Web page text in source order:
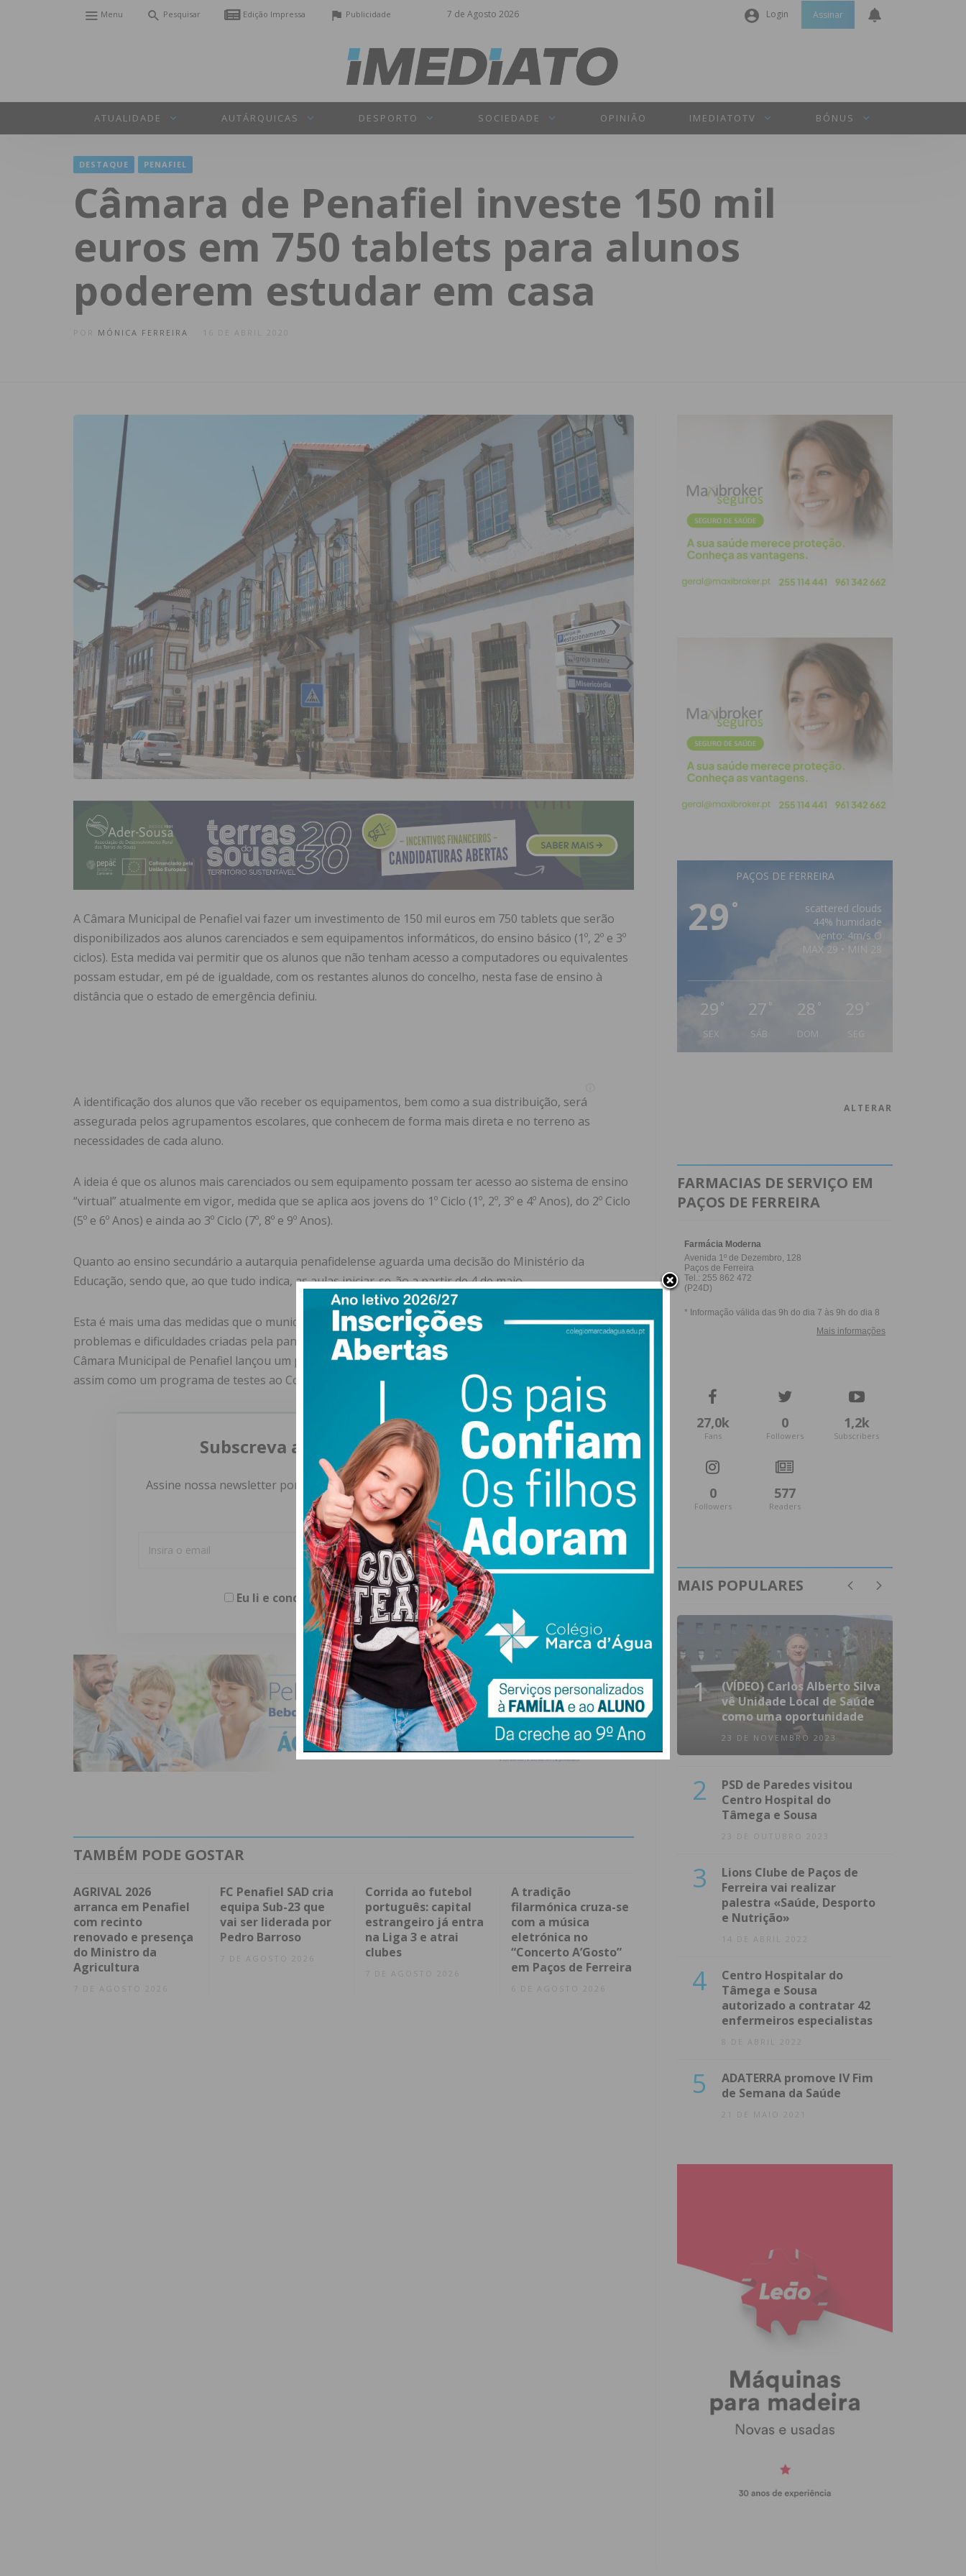
7 de Agosto 2026
Menu Pesquisar Edição Impressa Publicidade Login
Senha
Assinar
ATUALIDADE AUTÁRQUICAS DESPORTO SOCIEDADE OPINIÃO IMEDIATOTV BÓNUS
DESTAQUE PENAFIEL
Câmara de Penafiel investe 150 mil
euros em 750 tablets para alunos
poderem estudar em casa
MÓNICA FERREIRA 16 DE ABRIL 2020
A Câmara Municipal de Penafiel vai fazer um investimento de 150 mil euros em 750 tablets que serão
disponibilizados aos alunos carenciados e sem equipamentos informáticos, do ensino básico (1º, 2º e 3º
ciclos). Esta medida vai permitir que os alunos que não tenham acesso a computadores ou equivalentes
possam estudar, em pé de igualdade, com os restantes alunos do concelho, nesta fase de ensino à
distância que o estado de emergência definiu.
A identificação dos alunos que vão receber os equipamentos, bem como a sua distribuição, será
assegurada pelos agrupamentos escolares, que conhecem de forma mais direta e no terreno as
necessidades de cada aluno.
A ideia é que os alunos mais carenciados ou sem equipamento possam ter acesso ao sistema de ensino
“virtual” atualmente em vigor, medida que se aplica aos jovens do 1º Ciclo (1º, 2º, 3º e 4º Anos), do 2º Ciclo
(5º e 6º Anos) e ainda ao 3º Ciclo (7º, 8º e 9º Anos).
Quanto ao ensino secundário a autarquia penafidelense aguarda uma decisão do Ministério da
Educação, sendo que, ao que tudo indica, as aulas iniciar-se-ão a partir de 4 de maio.
Esta é mais uma das medidas que o município de Penafiel adota, para dar resposta, imediata, aos
problemas e dificuldades criadas pela pandemia da COVID 19. Recorde-se que já anteriormente a
Câmara Municipal de Penafiel lançou um plano com 25 medidas de apoio às famílias e empresas locais,
assim como um programa de testes ao Covid-19 nos lares de terceira idade do concelho, entre outras.
Subscreva a newsletter do Imediato
Assine nossa newsletter por e-mail e obtenha de forma regular a informação
atualizada.
Eu li e concordo com ostermos e condições
TAMBÉM PODE GOSTAR
AGRIVAL 2026
arranca em Penafiel
com recinto
renovado e presença
do Ministro da
Agricultura
7 DE AGOSTO 2026
FC Penafiel SAD cria
equipa Sub-23 que
vai ser liderada por
Pedro Barroso
7 DE AGOSTO 2026
Corrida ao futebol
português: capital
estrangeiro já entra
na Liga 3 e atrai
clubes
7 DE AGOSTO 2026
A tradição
filarmónica cruza-se
com a música
eletrónica no
“Concerto A’Gosto”
em Paços de Ferreira
6 DE AGOSTO 2026
PAÇOS DE FERREIRA
29 °
scattered clouds
44% humidade
vento: 4m/s O
MAX 29 • MIN 28
29 °
SEX
27 °
SÁB
28 °
DOM
29 °
ALTERAR
FARMACIAS DE SERVIÇO EM
PAÇOS DE FERREIRA
27,0k
Fans
0
Followers
1,2k
Subscribers
0
Followers
577
Readers
MAIS POPULARES
1
(VÍDEO) Carlos Alberto Silva
vê Unidade Local de Saúde
como uma oportunidade
23 DE NOVEMBRO 2023
2
PSD de Paredes visitou
Centro Hospital do
Tâmega e Sousa
23 DE OUTUBRO 2023
3
Lions Clube de Paços de
Ferreira vai realizar
palestra «Saúde, Desporto
e Nutrição»
14 DE ABRIL 2022
4
Centro Hospitalar do
Tâmega e Sousa
autorizado a contratar 42
enfermeiros especialistas
8 DE ABRIL 2022
5
ADATERRA promove IV Fim
de Semana da Saúde
21 DE MAIO 2021